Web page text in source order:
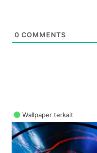
0 COMMENTS
Wallpaper terkait